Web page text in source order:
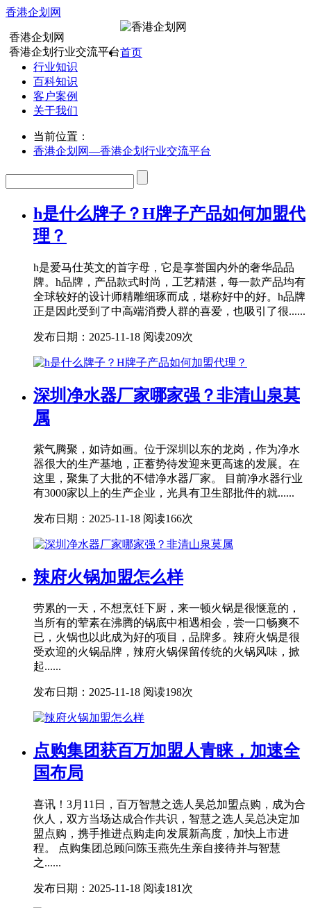
香港企划网
香港企划网
香港企划行业交流平台首页
行业知识
百科知识
客户案例
关于我们
当前位置：
香港企划网—香港企划行业交流平台
h是什么牌子？H牌子产品如何加盟代
理？
h是爱马仕英文的首字母，它是享誉国内外的奢华品品
牌。h品牌，产品款式时尚，工艺精湛，每一款产品均有
全球较好的设计师精雕细琢而成，堪称好中的好。h品牌
正是因此受到了中高端消费人群的喜爱，也吸引了很......
发布日期：2025-11-18 阅读209次
深圳净水器厂家哪家强？非清山泉莫
属
紫气腾聚，如诗如画。位于深圳以东的龙岗，作为净水
器很大的生产基地，正蓄势待发迎来更高速的发展。在
这里，聚集了大批的不错净水器厂家。 目前净水器行业
有3000家以上的生产企业，光具有卫生部批件的就......
发布日期：2025-11-18 阅读166次
辣府火锅加盟怎么样
劳累的一天，不想烹饪下厨，来一顿火锅是很惬意的，
当所有的荤素在沸腾的锅底中相遇相会，尝一口畅爽不
已，火锅也以此成为好的项目，品牌多。辣府火锅是很
受欢迎的火锅品牌，辣府火锅保留传统的火锅风味，掀
起......
发布日期：2025-11-18 阅读198次
点购集团获百万加盟人青睐，加速全
国布局
喜讯！3月11日，百万智慧之选人吴总加盟点购，成为合
伙人，双方当场达成合作共识，智慧之选人吴总决定加
盟点购，携手推进点购走向发展新高度，加快上市进
程。 点购集团总顾问陈玉燕先生亲自接待并与智慧
之......
发布日期：2025-11-18 阅读181次